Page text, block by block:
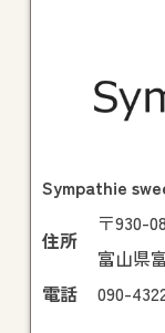
Sympathie
住所
〒930-
富山県
電話
090-